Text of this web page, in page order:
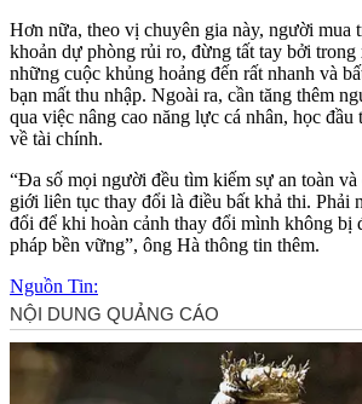
Hơn nữa, theo vị chuyên gia này, người mua
khoản dự phòng rủi ro, đừng tất tay bởi
những cuộc khủng hoảng đến rất nhanh và
bạn mất thu nhập. Ngoài ra, cần tăng thêm
qua việc nâng cao năng lực cá nhân, học
về tài chính.
“Đa số mọi người đều tìm kiếm sự an toàn
giới liên tục thay đổi là điều bất khả thi. Phải
đổi để khi hoàn cảnh thay đổi mình không bị
pháp bền vững”, ông Hà thông tin thêm.
Nguồn Tin: